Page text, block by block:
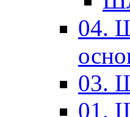
04.
03.
01.